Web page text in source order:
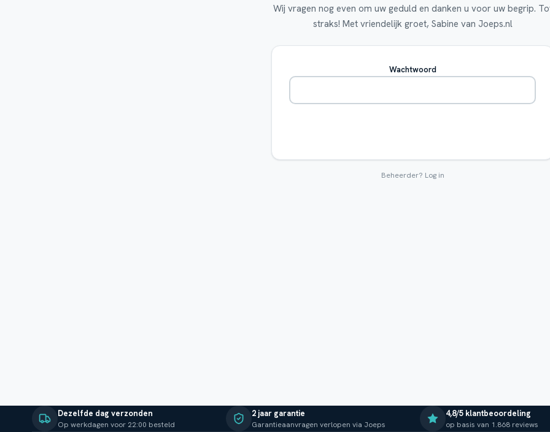
Wij vragen nog even om uw geduld en danken u voor uw begrip.
straks! Met vriendelijk groet, Sabine van Joeps.nl
Wachtwoord
Beheerder? Log in
Dezelfde dag verzonden
Op werkdagen voor 22:00 besteld
2 jaar garantie
Garantieaanvragen verlopen via Joeps
4,8/5 klantbeoordeling
op basis van 1.868 reviews